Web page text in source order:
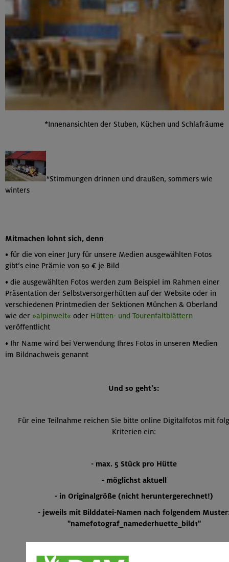
*Innenansichten der Stuben, Küchen und Schlafräume
*Stimmungen drinnen und draußen, sommers wie
winters
Mitmachen lohnt sich, denn
• für die von einer Jury für unsere Medien ausgewählten Fotos
gibt‘s eine Prämie von 50 € je Bild
• die ausgewählten Fotos werden zum Beispiel im Rahmen einer
Präsentation der Selbstversorgerhütten auf der Website oder in
verschiedenen Printmedien der Sektionen München & Oberland
wie der »alpinwelt« oder Hütten- und Tourenfaltblättern
veröffentlicht
• Ihr Name wird bei Verwendung Ihres Fotos in unseren Medien
im Bildnachweis genannt
Und so geht’s:
Für eine Teilnahme reichen Sie bitte online Digitalfotos mit
Kriterien ein:
- max. 5 Stück pro Hütte
- möglichst aktuell
- in Originalgröße (nicht heruntergerechnet!)
- jeweils mit Bilddatei-Namen nach folgendem
"namefotograf_namederhuette_bild1"
»» Zum Upload-Formular ««